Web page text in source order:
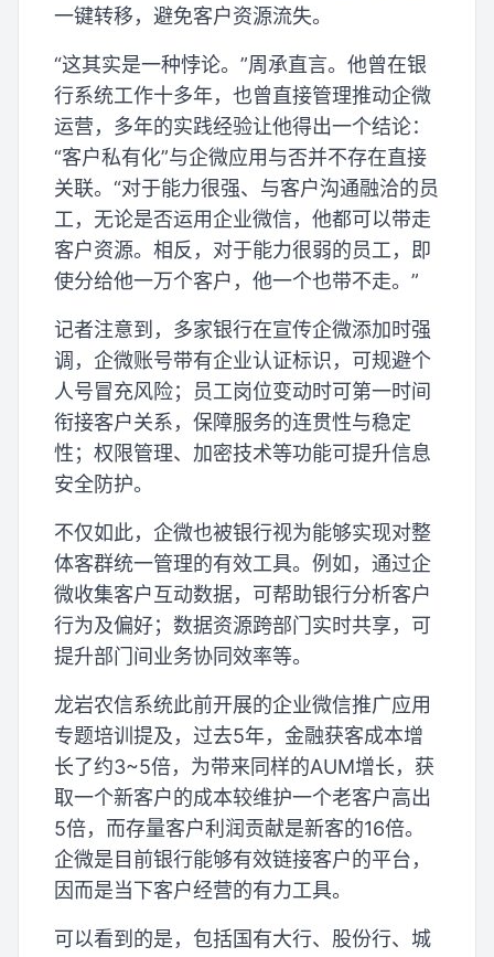
一键转移，避免客户资源流失。
“这其实是一种悖论。”周承直言。他曾在银
行系统工作十多年，也曾直接管理推动企微
运营，多年的实践经验让他得出一个结论：
“客户私有化”与企微应用与否并不存在直接
关联。“对于能力很强、与客户沟通融洽的员
工，无论是否运用企业微信，他都可以带走
客户资源。相反，对于能力很弱的员工，即
使分给他一万个客户，他一个也带不走。”
记者注意到，多家银行在宣传企微添加时强
调，企微账号带有企业认证标识，可规避个
人号冒充风险；员工岗位变动时可第一时间
衔接客户关系，保障服务的连贯性与稳定
性；权限管理、加密技术等功能可提升信息
安全防护。
不仅如此，企微也被银行视为能够实现对整
体客群统一管理的有效工具。例如，通过企
微收集客户互动数据，可帮助银行分析客户
行为及偏好；数据资源跨部门实时共享，可
提升部门间业务协同效率等。
龙岩农信系统此前开展的企业微信推广应用
专题培训提及，过去5年，金融获客成本增
长了约3~5倍，为带来同样的AUM增长，获
取一个新客户的成本较维护一个老客户高出
5倍，而存量客户利润贡献是新客的16倍。
企微是目前银行能够有效链接客户的平台，
因而是当下客户经营的有力工具。
可以看到的是，包括国有大行、股份行、城